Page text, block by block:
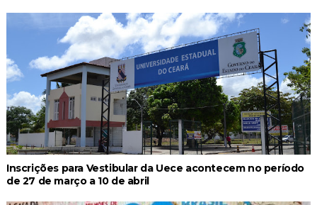
Inscrições para Vestibular da Uece acontecem no período
de 27 de março a 10 de abril